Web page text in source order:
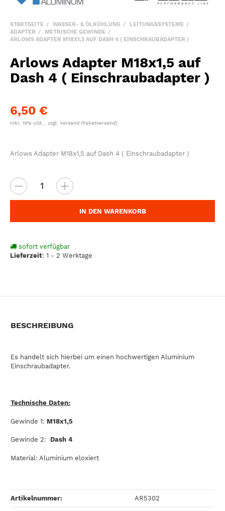
STARTSEITE WASSER- & ÖLKÜHLUNG
LEITUNGSSYSTEME
ADAPTER
METRISCHE GEWINDE
ARLOWS ADAPTER M18X1,5 AUF DASH 4 ( EINSCHRAUBADAPTER )
Arlows Adapter M18x1,5 auf
Dash 4 ( Einschraubadapter )
6,50 €
inkl. 19% USt. , zzgl. Versand (Paketversand)
Arlows Adapter M18x1,5 auf Dash 4 ( Einschraubadapter )
IN DEN WARENKORB
sofort verfügbar
Lieferzeit: 1 - 2 Werktage
BESCHREIBUNG
Es handelt sich hierbei um einen hochwertigen Aluminium
Einschraubadapter.
Technische Daten:
Gewinde 1: M18x1,5
Gewinde 2: Dash 4
Material: Aluminium eloxiert
Artikelnummer: AR5302